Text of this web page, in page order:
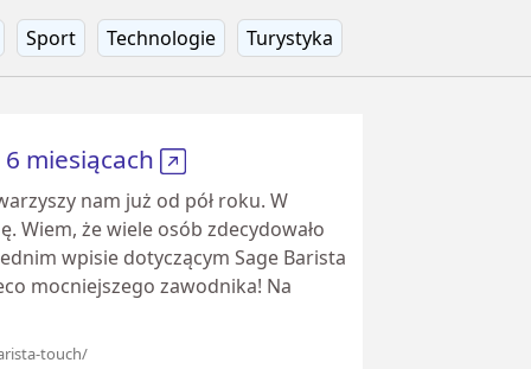
Sport Technologie Turystyka
miesiącach
nam już od pół roku. W
Wiem, że wiele osób zdecydowało
wpisie dotyczącym Sage Barista
mocniejszego zawodnika! Na
touch/